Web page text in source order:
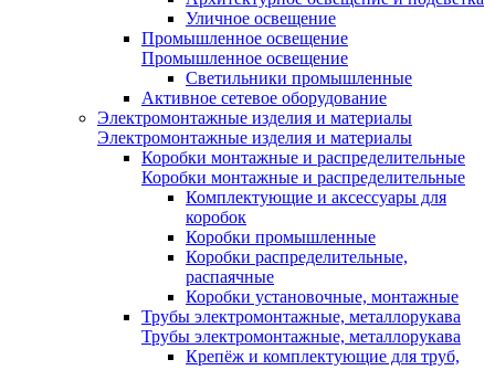
Уличное освещение
Промышленное освещение
Промышленное освещение
Светильники промышленные
Активное сетевое оборудование
Электромонтажные изделия и материалы
Электромонтажные изделия и материалы
Коробки монтажные и распределительные
Коробки монтажные и распределительные
Комплектующие и аксессуары для
коробок
Коробки промышленные
Коробки распределительные,
распаячные
Коробки установочные, монтажные
Трубы электромонтажные, металлорукава
Трубы электромонтажные, металлорукава
Крепёж и комплектующие для труб,